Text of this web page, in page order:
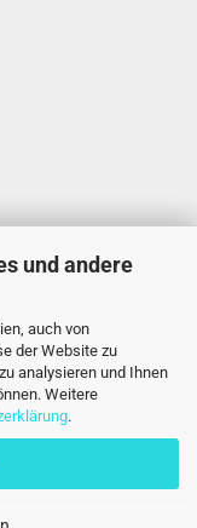
und andere
auch von
der Website zu
analysieren und Ihnen
Weitere
.